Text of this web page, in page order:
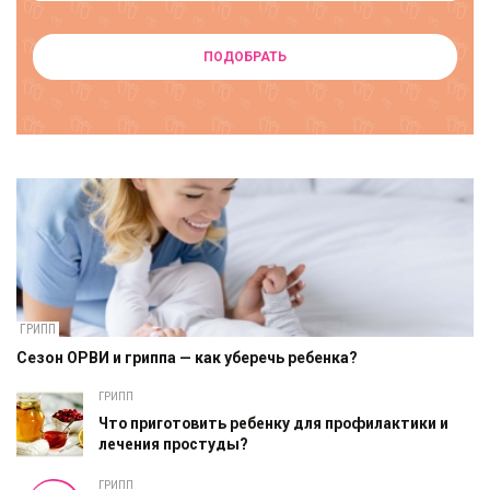
ПОДОБРАТЬ
ГРИПП
Сезон ОРВИ и гриппа — как уберечь ребенка?
ГРИПП
Что приготовить ребенку для профилактики и
лечения простуды?
ГРИПП